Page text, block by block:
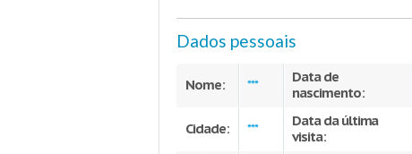
Dados pessoais
Nome: ***
Data de
nascimento:
Cidade: ***
Data da última
visita: